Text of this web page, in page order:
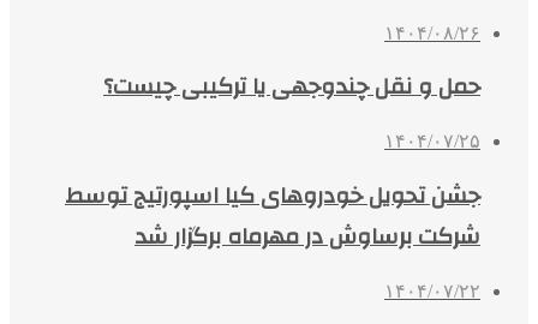
۱۴۰۴/۰۸/۲۶
حمل و نقل چندوجهی یا ترکیبی چیست؟
۱۴۰۴/۰۷/۲۵
جشن تحویل خودروهای کیا اسپورتیج توسط
شرکت برساوش در مهرماه برگزار شد
۱۴۰۴/۰۷/۲۲